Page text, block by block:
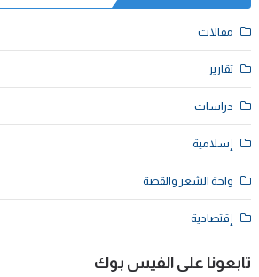
مقالات
تقارير
دراسات
إسلامية
واحة الشعر والقصة
إقتصادية
تابعونا على الفيس بوك